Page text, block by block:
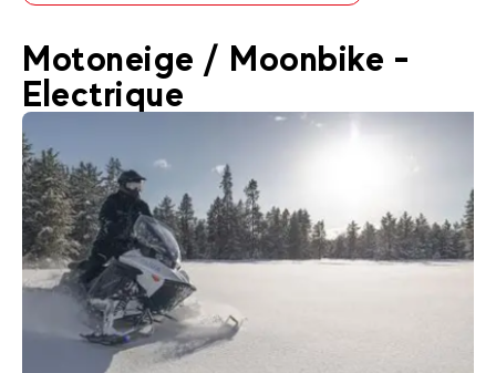
Motoneige / Moonbike -
Electrique